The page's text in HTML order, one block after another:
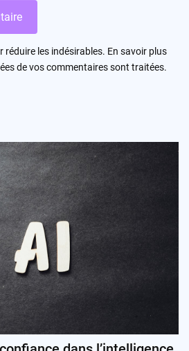
réduire les indésirables. En savoir plus
de vos commentaires sont traitées.